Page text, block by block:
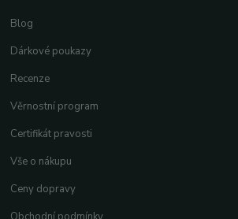
Blog
Dárkové poukazy
Recenze
Věrnostní program
Certifikát pravosti
Vše o nákupu
Ceny dopravy